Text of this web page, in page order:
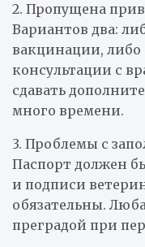
2. Пропущена
Вариантов два:
вакцинации, либо
консультации с
сдавать
много времени.
3. Проблемы с
Паспорт должен
и подписи
обязательны.
преградой при